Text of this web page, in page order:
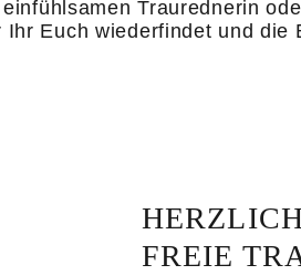
Traurednerin
Euch wiederfindet und
FREIE